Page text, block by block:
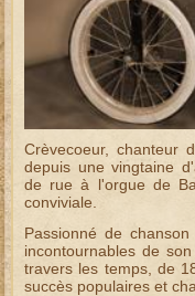
Crèvecoeur, chanteur
depuis une vingtaine
de rue à l'orgue de
conviviale.
Passionné de
incontournables de son
travers les temps, de
succès populaires et